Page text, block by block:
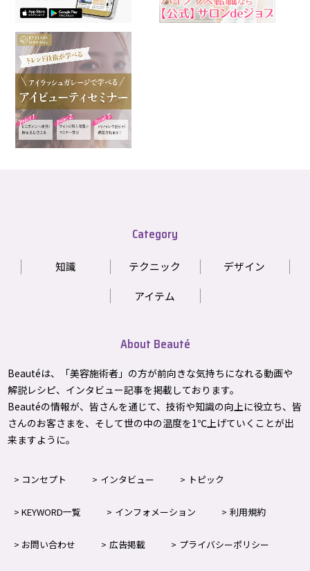
Category
知識 テクニック デザイン
アイテム
About Beauté
Beautéは、「美容施術者」の方が前向きな気持ちになれる動画や
解説レシピ、インタビュー記事を掲載しております。
Beautéの情報が、皆さんを通じて、技術や知識の向上に役立ち、皆
さんのお客さまを、そして世の中の温度を1℃上げていくことが出
来ますように。
コンセプト インタビュー トピック
KEYWORD一覧 インフォメーション 利用規約
お問い合わせ 広告掲載 プライバシーポリシー